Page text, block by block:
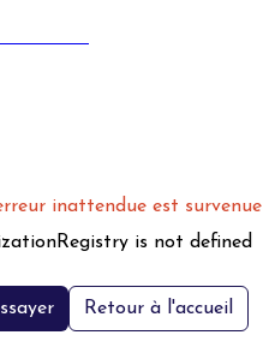
inattendue est survenue
is not defined
Retour à l'accueil